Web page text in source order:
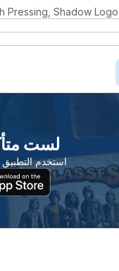
Pressing, Shadow
لست
استخدم